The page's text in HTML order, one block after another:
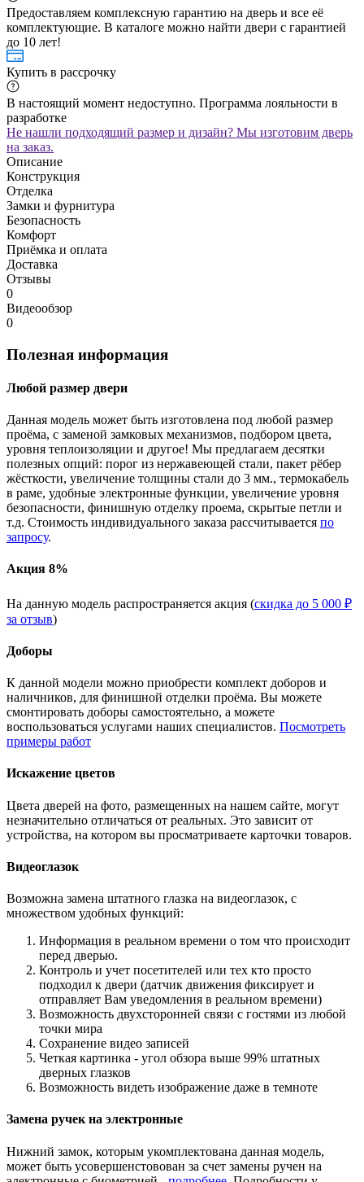
Предоставляем комплексную гарантию на дверь и все её
комплектующие. В каталоге можно найти двери с гарантией
до 10 лет!
Купить в рассрочку
В настоящий момент недоступно. Программа лояльности в
разработке
Не нашли подходящий размер и дизайн? Мы изготовим дверь
на заказ.
Описание
Конструкция
Отделка
Замки и фурнитура
Безопасность
Комфорт
Приёмка и оплата
Доставка
Отзывы
0
Видеообзор
0
Полезная информация
Любой размер двери
Данная модель может быть изготовлена под любой размер
проёма, с заменой замковых механизмов, подбором цвета,
уровня теплоизоляции и другое! Мы предлагаем десятки
полезных опций: порог из нержавеющей стали, пакет рёбер
жёсткости, увеличение толщины стали до 3 мм., термокабель
в раме, удобные электронные функции, увеличение уровня
безопасности, финишную отделку проема, скрытые петли и
т.д. Стоимость индивидуального заказа рассчитывается по
запросу.
Акция 8%
На данную модель распространяется акция (скидка до 5 000 ₽
за отзыв)
Доборы
К данной модели можно приобрести комплект доборов и
наличников, для финишной отделки проёма. Вы можете
смонтировать доборы самостоятельно, а можете
воспользоваться услугами наших специалистов. Посмотреть
примеры работ
Искажение цветов
Цвета дверей на фото, размещенных на нашем сайте, могут
незначительно отличаться от реальных. Это зависит от
устройства, на котором вы просматриваете карточки товаров.
Видеоглазок
Возможна замена штатного глазка на видеоглазок, с
множеством удобных функций:
Информация в реальном времени о том что происходит
перед дверью.
Контроль и учет посетителей или тех кто просто
подходил к двери (датчик движения фиксирует и
отправляет Вам уведомления в реальном времени)
Возможность двухсторонней связи с гостями из любой
точки мира
Сохранение видео записей
Четкая картинка - угол обзора выше 99% штатных
дверных глазков
Возможность видеть изображение даже в темноте
Замена ручек на электронные
Нижний замок, которым укомплектована данная модель,
может быть усовершенстовован за счет замены ручен на